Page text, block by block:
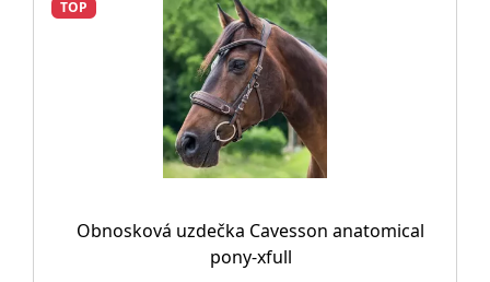
TOP
Obnosková uzdečka Cavesson anatomical
pony-xfull